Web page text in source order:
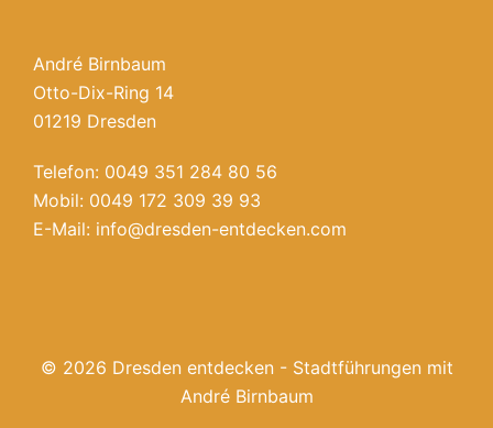
André Birnbaum
Otto-Dix-Ring 14
01219 Dresden
Telefon: 0049 351 284 80 56
Mobil: 0049 172 309 39 93
E-Mail: info@dresden-entdecken.com
© 2026 Dresden entdecken - Stadtführungen mit
André Birnbaum